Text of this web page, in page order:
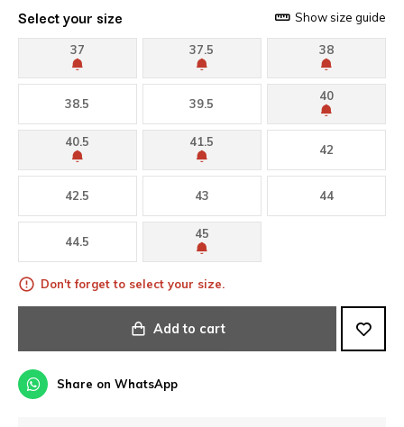
Select your size Show size guide
37 37.5 38
38.5 39.5
40
40.5 41.5
42
42.5 43 44
44.5
45
Don't forget to select your size.
Add to cart
Share on WhatsApp